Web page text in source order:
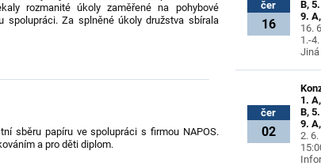
rozmanité úkoly zaměřené na pohybové
spolupráci. Za splněné úkoly družstva sbírala
sběru papíru ve spolupráci s firmou NAPOS.
a pro děti diplom.
čer
16
B,
9.
16.
1.-4.
čer
02
1.
B,
9.
2. 6.